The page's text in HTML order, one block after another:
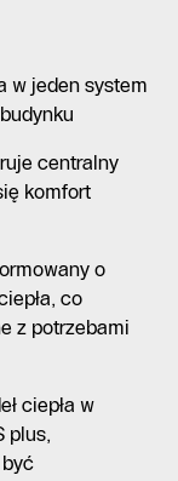
w jeden system
centralny
komfort
o
co
z potrzebami
ciepła w
plus,